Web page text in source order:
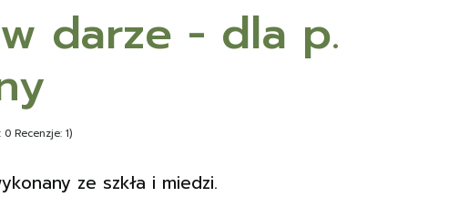
darze - dla p.
0 Recenzje: 1)
ze szkła i miedzi.